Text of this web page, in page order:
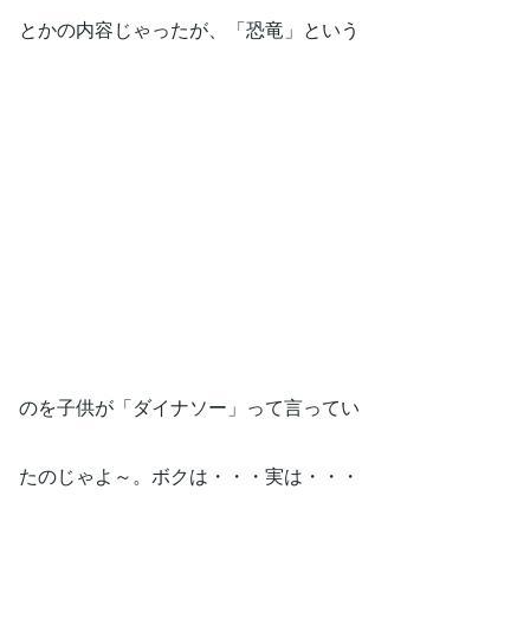
とかの内容じゃったが、「恐竜」という
のを子供が「ダイナソー」って言ってい
たのじゃよ～。ボクは・・・実は・・・